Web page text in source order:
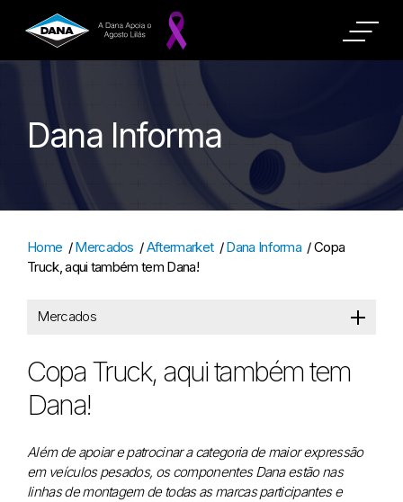
Dana Informa
Home /Mercados /Aftermarket /Dana Informa /Copa
Truck, aqui também tem Dana!
Mercados
Copa Truck, aqui também tem
Dana!
Além de apoiar e patrocinar a categoria de maior expressão
em veículos pesados, os componentes Dana estão nas
linhas de montagem de todas as marcas participantes e